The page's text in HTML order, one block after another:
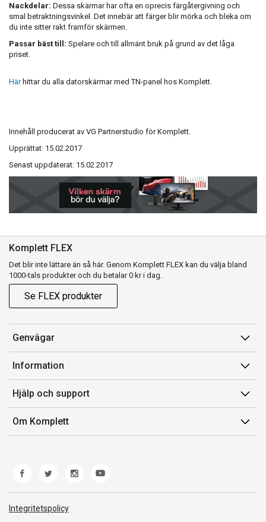
Nackdelar: Dessa skärmar har ofta en oprecis färgåtergivning och
smal betraktningsvinkel. Det innebär att färger blir mörka och bleka om
du inte sitter rakt framför skärmen.
Passar bäst till: Spelare och till allmänt bruk på grund av det låga
priset.
Härhittar du alla datorskärmar med TN-panel hos Komplett.
Innehåll producerat av VG Partnerstudio för Komplett.
Upprättat: 15.02.2017
Senast uppdaterat: 15 .02.2017
Komplett FLEX
Det blir inte lättare än så här. Genom Komplett FLEX kan du välja bland
1000-tals produkter och du betalar 0 kr i dag.
Se FLEX produkter
Genvägar
Konto
Orderhistorik
Presentkort
Komplett Club
Information
Försäljningsvillkor
Medlemsvillkor for Komplett Club
Lediga tjänster
Hjälp och support
Kontakta oss
Kundservice
Produkthjälp och retur
Felsökning och guider
Frakt och leverans
Om Komplett
Integritetspolicy